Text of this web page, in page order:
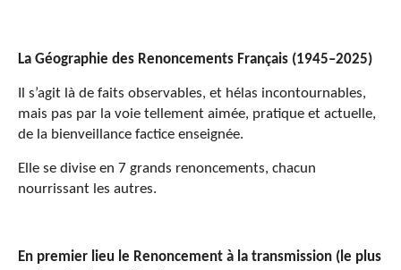
La Géographie des Renoncements Français (1945–2025)
Il s’agit là de faits observables, et hélas incontournables,
mais pas par la voie tellement aimée, pratique et actuelle,
de la bienveillance factice enseignée.
Elle se divise en 7 grands renoncements, chacun
nourrissant les autres.
En premier lieu le Renoncement à la transmission (le plus